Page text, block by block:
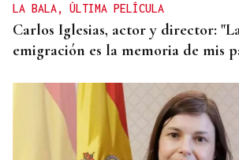
LA BALA, ÚLTIMA PELÍCULA
Carlos Iglesias, actor y director:
emigración es la memoria de mis